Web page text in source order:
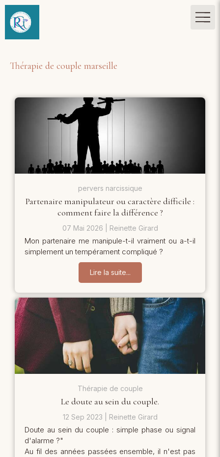
Thérapie de couple marseille
pervers narcissique
Partenaire manipulateur ou caractère difficile :
comment faire la différence ?
07 Mai 2026 Reinette Girard
Mon partenaire me manipule-t-il vraiment ou a-t-il
simplement un tempérament compliqué ?
Lire la suite...
Thérapie de couple
Le doute au sein du couple.
12 Sep 2023 Reinette Girard
Doute au sein du couple : simple phase ou signal
d'alarme ?"
Au fil des années passées ensemble, il n'est pas